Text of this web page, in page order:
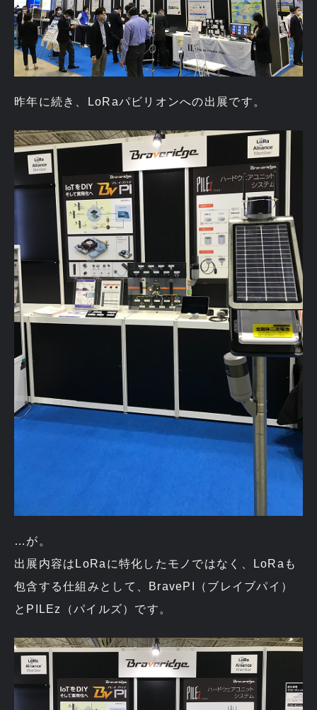
昨年に続き、LoRaパビリオンへの出展です。
…が。
出展内容はLoRaに特化したモノではなく、LoRaも
包含する仕組みとして、BravePI（ブレイブパイ）
とPILEz（パイルズ）です。